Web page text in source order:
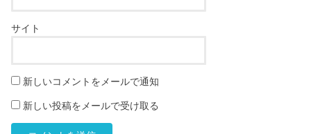
サイト
新しいコメントをメールで通知
新しい投稿をメールで受け取る